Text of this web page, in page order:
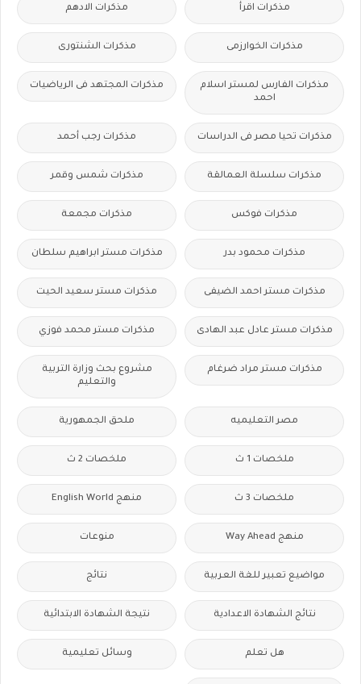
مذكرات اقرأ مذكرات الادهم
مذكرات الخوارزمى مذكرات الشنتورى
مذكرات الفارس لمستر اسلام
احمد
مذكرات المجتهد فى الرياضيات
مذكرات تحيا مصر فى الدراسات مذكرات رجب أحمد
مذكرات سلسلة العمالقة مذكرات شمس وقمر
مذكرات فوكس مذكرات مجمعة
مذكرات محمود بدر مذكرات مستر ابراهيم سلطان
مذكرات مستر احمد الضيفى مذكرات مستر سعيد الحيت
مذكرات مستر عادل عبد الهادى مذكرات مستر محمد فوزي
مذكرات مستر مراد ضرغام
مشروع بحث وزارة التربية
والتعليم
مصر التعليميه ملحق الجمهورية
ملخصات 1 ث ملخصات 2 ث
ملخصات 3 ث منهج English World
منهج Way Ahead منوعات
مواضيع تعبير للغة العربية نتائج
نتائج الشهادة الاعدادية نتيجة الشهادة الابتدائية
هل تعلم وسائل تعليمية